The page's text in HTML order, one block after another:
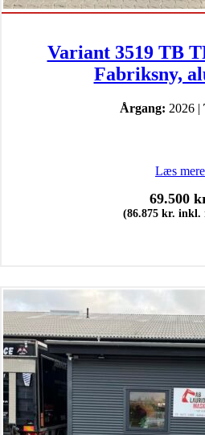
Variant 3519 TB
Fabriksny,
Årgang: 2026 |
Læs mere
69.500
(86.875 kr. inkl.